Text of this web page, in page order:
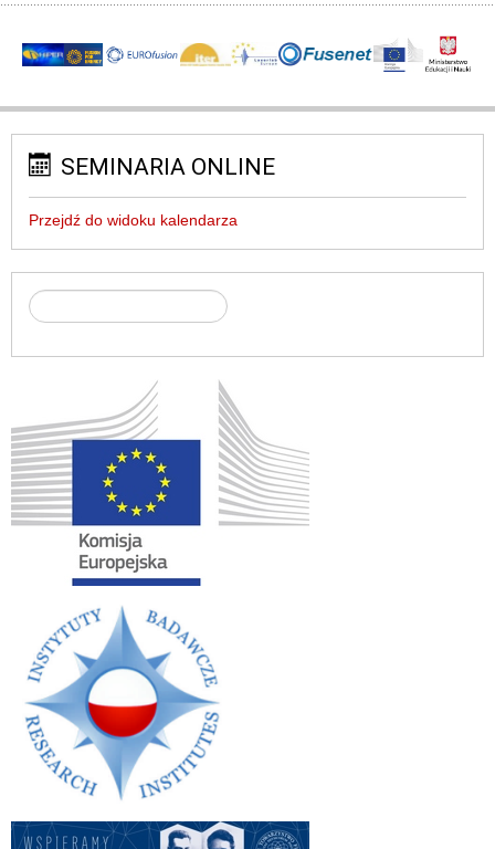
SEMINARIA ONLINE
Przejdź do widoku kalendarza